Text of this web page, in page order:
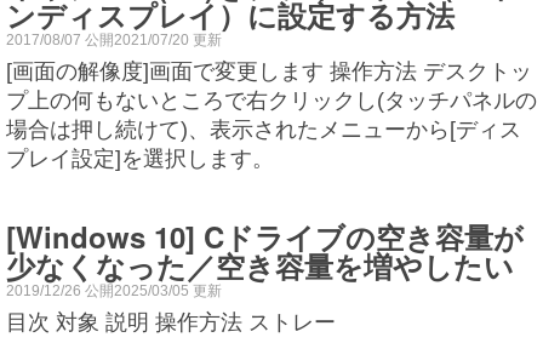
ンディスプレイ）に設定する方法
2017/08/07 公開2021/07/20 更新
[画面の解像度]画面で変更します 操作方法 デスクトッ
プ上の何もないところで右クリックし(タッチパネルの
場合は押し続けて)、表示されたメニューから[ディス
プレイ設定]を選択します。
[Windows 10] Cドライブの空き容量が
少なくなった／空き容量を増やしたい
2019/12/26 公開2025/03/05 更新
目次 対象 説明 操作方法 ストレー